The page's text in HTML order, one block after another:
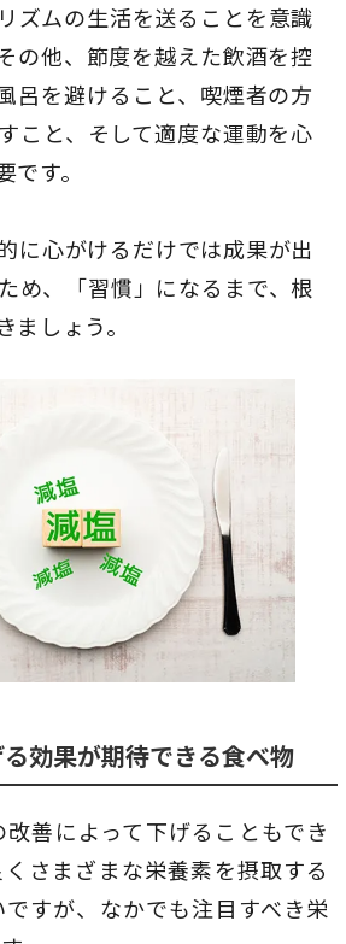
ズムの生活を送ることを意識
の他、節度を越えた飲酒を控
呂を避けること、喫煙者の方
こと、そして適度な運動を心
す。
に心がけるだけでは成果が出
め、「習慣」になるまで、根
ましょう。
効果が期待できる食べ物
善によって下げることもでき
さまざまな栄養素を摂取する
すが、なかでも注目すべき栄